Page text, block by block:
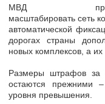
МВД
масштабировать сеть
автоматической
дорогах страны
новых комплексов , а
Размеры штрафов за
остаются прежними
уровня превышения.